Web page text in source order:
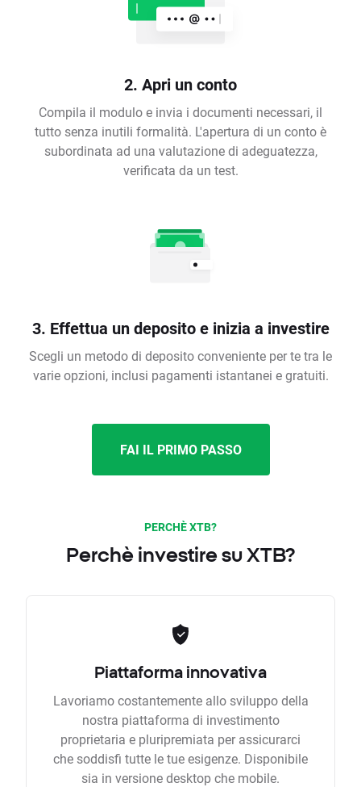
2. Apri un conto
Compila il modulo e invia i documenti necessari, il
tutto senza inutili formalità. L'apertura di un conto è
subordinata ad una valutazione di adeguatezza,
verificata da un test.
3. Effettua un deposito e inizia a investire
Scegli un metodo di deposito conveniente per te tra le
varie opzioni, inclusi pagamenti istantanei e gratuiti.
FAI IL PRIMO PASSO
PERCHÈ XTB?
Perchè investire su XTB?
Piattaforma innovativa
Lavoriamo costantemente allo sviluppo della
nostra piattaforma di investimento
proprietaria e pluripremiata per assicurarci
che soddisfi tutte le tue esigenze. Disponibile
sia in versione desktop che mobile.